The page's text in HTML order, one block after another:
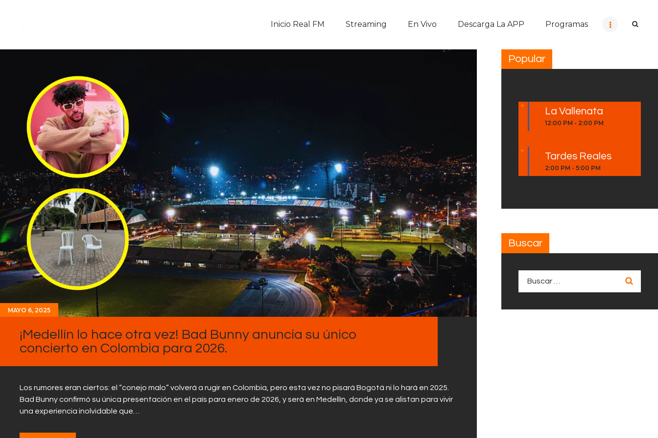
Inicio Real FM Streaming En Vivo Descarga La APP Programas
Equipo
Sobre Nosotros
Contactos
MAYO 6, 2025
¡Medellín lo hace otra vez! Bad Bunny anuncia su único
concierto en Colombia para 2026.
Los rumores eran ciertos: el “conejo malo” volverá a rugir en Colombia, pero esta vez no pisará Bogotá ni lo hará en 2025.
Bad Bunny confirmó su única presentación en el país para enero de 2026, y será en Medellín, donde ya se alistan para vivir
una experiencia inolvidable que…
Popular
La Vallenata
12:00 PM - 2:00 PM
Tardes Reales
2:00 PM -5:00 PM
Buscar